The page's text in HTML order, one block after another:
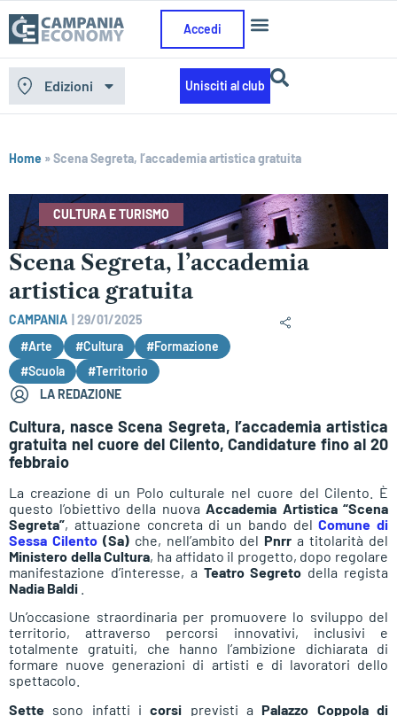
Accedi
Edizioni Unisciti al club
Home »Scena Segreta, l’accademia artistica gratuita
CULTURA E TURISMO
Scena Segreta, l’accademia
artistica gratuita
CAMPANIA
29/01/2025
#Arte
#Cultura
#Formazione
#Scuola
#Territorio
LA REDAZIONE
Cultura, nasce Scena Segreta, l’accademia artistica
gratuita nel cuore del Cilento, Candidature fino al 20
febbraio
La creazione di un Polo culturale nel cuore del Cilento. È
questo l’obiettivo della nuova Accademia Artistica “Scena
Segreta”, attuazione concreta di un bando delComune di
Sessa Cilento(Sa)che, nell’ambito delPnrr a titolarità del
Ministero della Cultura, ha affidato il progetto, dopo regolare
manifestazione d’interesse, a Teatro Segreto della regista
Nadia Baldi
Un’occasione straordinaria per promuovere lo sviluppo del
territorio, attraverso percorsi innovativi, inclusivi e
totalmente gratuiti, che hanno l’ambizione dichiarata di
formare nuove generazioni di artisti e di lavoratori dello
spettacolo.
Sette sono infatti icorsi previsti aPalazzo Coppola di